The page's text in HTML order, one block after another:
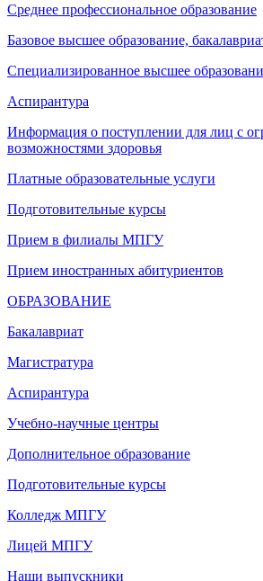
Среднее профессиональное образование
Базовое высшее образование,
Специализированное высшее
Аспирантура
Информация о поступлении для лиц с
возможностями здоровья
Платные образовательные услуги
Подготовительные курсы
Прием в филиалы МПГУ
Прием иностранных абитуриентов
ОБРАЗОВАНИЕ
Бакалавриат
Магистратура
Аспирантура
Учебно-научные центры
Дополнительное образование
Подготовительные курсы
Колледж МПГУ
Лицей МПГУ
Наши выпускники